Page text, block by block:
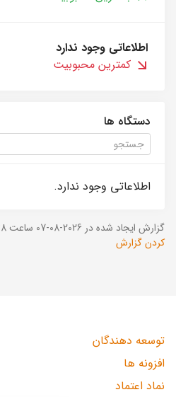
اطلاعاتی وجود ندارد
کمترین محبوبیت
دستگاه ها
اطلاعاتی وجود ندارد.
گزارش ایجاد شده در 2026-08-07 ساعت 02:21:38 (UTC +03:30).
کردن گزارش
توسعه دهندگان
افزونه ها
نماد اعتماد